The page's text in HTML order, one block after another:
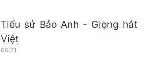
Tiểu sử Bảo Anh - Giọng hát
Việt
00:21